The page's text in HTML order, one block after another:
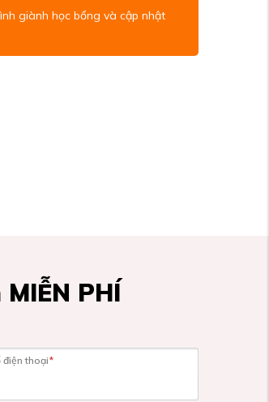
giành học bổng và cập nhật
PHÍ
điện thoại*